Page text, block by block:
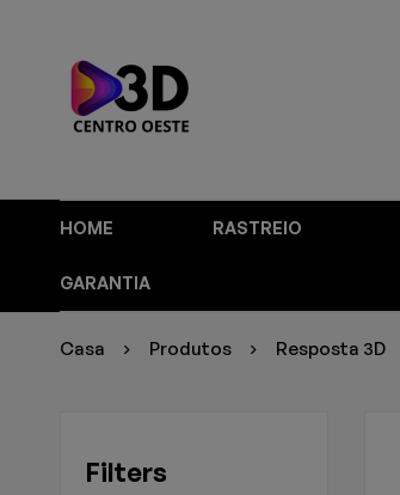
HOME RASTREIO
GARANTIA
Casa Produtos Resposta 3D
Filters